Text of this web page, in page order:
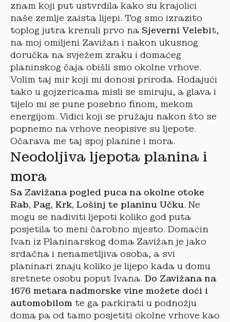
znam koji put ustvrdila kako su krajolici
naše zemlje zaista lijepi. Tog smo izrazito
toplog jutra krenuli prvo na Sjeverni Velebit,
na moj omiljeni Zavižan i nakon ukusnog
doručka na svježem zraku i domaćeg
planinskog čaja obišli smo okolne vrhove.
Volim taj mir koji mi donosi priroda. Hodajući
tako u gojzericama misli se smiruju, a glava i
tijelo mi se pune posebno finom, mekom
energijom. Vidici koji se pružaju nakon što se
popnemo na vrhove neopisive su ljepote.
Očarava me taj spoj planine i mora.
Neodoljiva ljepota planina i
mora
Sa Zavižana pogled puca na okolne otoke
Rab, Pag, Krk, Lošinj te planinu Učku. Ne
mogu se nadiviti ljepoti koliko god puta
posjetila to meni čarobno mjesto. Domaćin
Ivan iz Planinarskog doma Zavižan je jako
srdačna i nenametljiva osoba, a svi
planinari znaju koliko je lijepo kada u domu
sretnete osobu poput Ivana. Do Zavižana na
1676 metara nadmorske vine možete doći i
automobilom te ga parkirati u podnožju
doma pa od tamo posjetiti okolne vrhove kao